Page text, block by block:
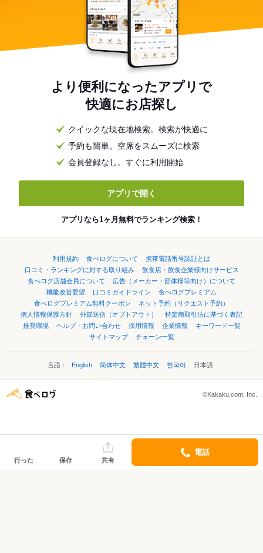
より便利になったアプリで
快適にお店探し
クイックな現在地検索。検索が快適に
予約も簡単。空席をスムーズに検索
会員登録なし。すぐに利用開始
アプリで開く
アプリなら1ヶ月無料でランキング検索！
利用規約 食べログについて
携帯電話番号認証とは
口コミ・ランキングに対する取り組み
飲食店・飲食企業様向けサービス
食べログ店舗会員について
広告（メーカー・団体様等向け）について
機能改善要望
口コミガイドライン
食べログプレミアム
食べログプレミアム無料クーポン
ネット予約（リクエスト予約）
個人情報保護方針
外部送信（オプトアウト）
特定商取引法に基づく表記
推奨環境
ヘルプ・お問い合わせ 採用情報 企業情報
キーワード一覧
サイトマップ
チェーン一覧
言語： English 简体中文 繁體中文 한국어 日本語
©Kakaku.com, Inc.
行った 保存 共有
電話